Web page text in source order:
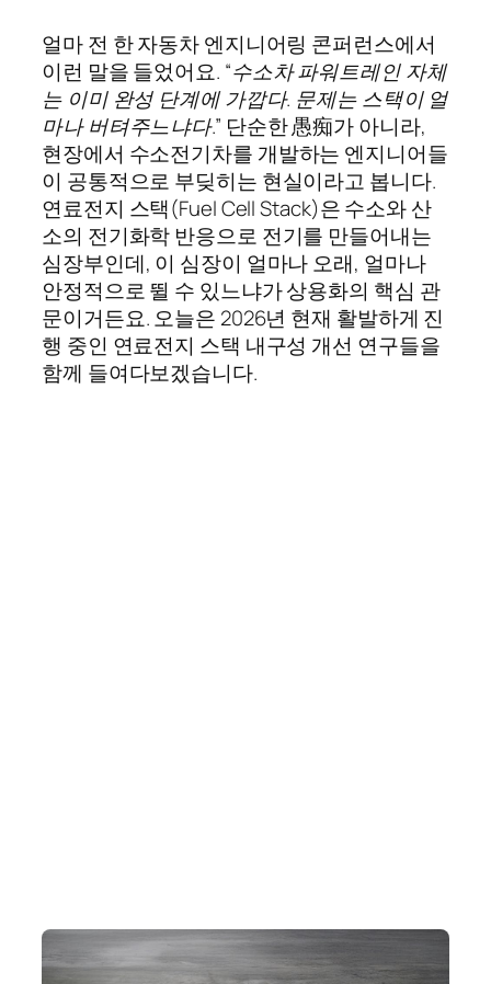
얼마 전 한 자동차 엔지니어링 콘퍼런스에서
이런 말을 들었어요. “수소차 파워트레인 자체
는 이미 완성 단계에 가깝다. 문제는 스택이 얼
마나 버텨주느냐다.” 단순한 愚痴가 아니라,
현장에서 수소전기차를 개발하는 엔지니어들
이 공통적으로 부딪히는 현실이라고 봅니다.
연료전지 스택(Fuel Cell Stack)은 수소와 산
소의 전기화학 반응으로 전기를 만들어내는
심장부인데, 이 심장이 얼마나 오래, 얼마나
안정적으로 뛸 수 있느냐가 상용화의 핵심 관
문이거든요. 오늘은 2026년 현재 활발하게 진
행 중인 연료전지 스택 내구성 개선 연구들을
함께 들여다보겠습니다.